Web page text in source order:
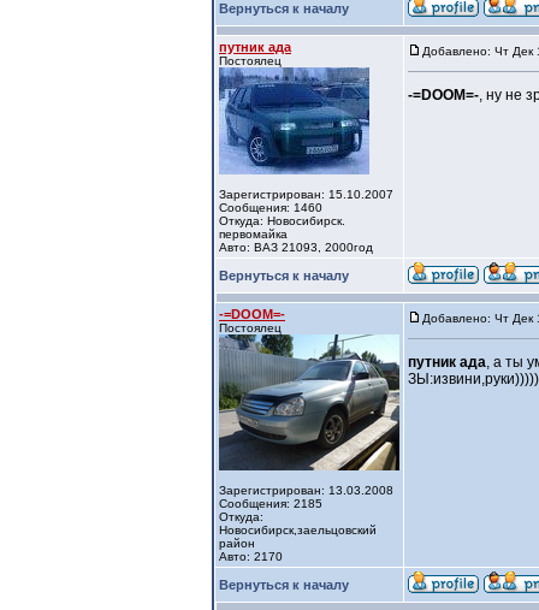
Вернуться к началу
путник ада
Постоялец
Зарегистрирован: 15.10.2007
Сообщения: 1460
Откуда: Новосибирск.
первомайка
Авто: ВАЗ 21093, 2000год
Добавлено: Чт Дек
-=DOOM=-, ну не
Вернуться к началу
-=DOOM=-
Постоялец
Зарегистрирован: 13.03.2008
Сообщения: 2185
Откуда:
Новосибирск,заельцовский
район
Авто: 2170
Добавлено: Чт Дек
путник ада, а ты
ЗЫ:извини,руки)))))
Вернуться к началу